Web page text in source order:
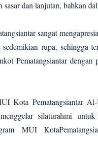
dan lanjutan, bahkan
sangat
rupa, sehingga
Pematangsiantar
Kota Pematangsiantar
silaturahmi
MUI